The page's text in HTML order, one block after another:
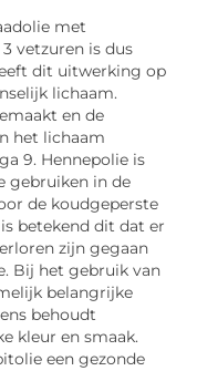
met
vetzuren is dus
dit uitwerking op
lichaam.
en de
het lichaam
9. Hennepolie is
gebruiken in de
de koudgeperste
betekend dit dat er
zijn gegaan
Bij het gebruik van
belangrijke
behoudt
kleur en smaak.
een gezonde